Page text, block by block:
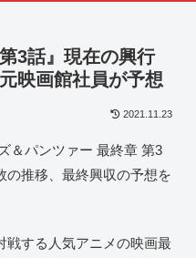
3話』現在の興行
映画館社員が予想
2021.11.23
＆パンツァー 最終章 第3
の推移、最終興収の予想を
戦する人気アニメの映画最